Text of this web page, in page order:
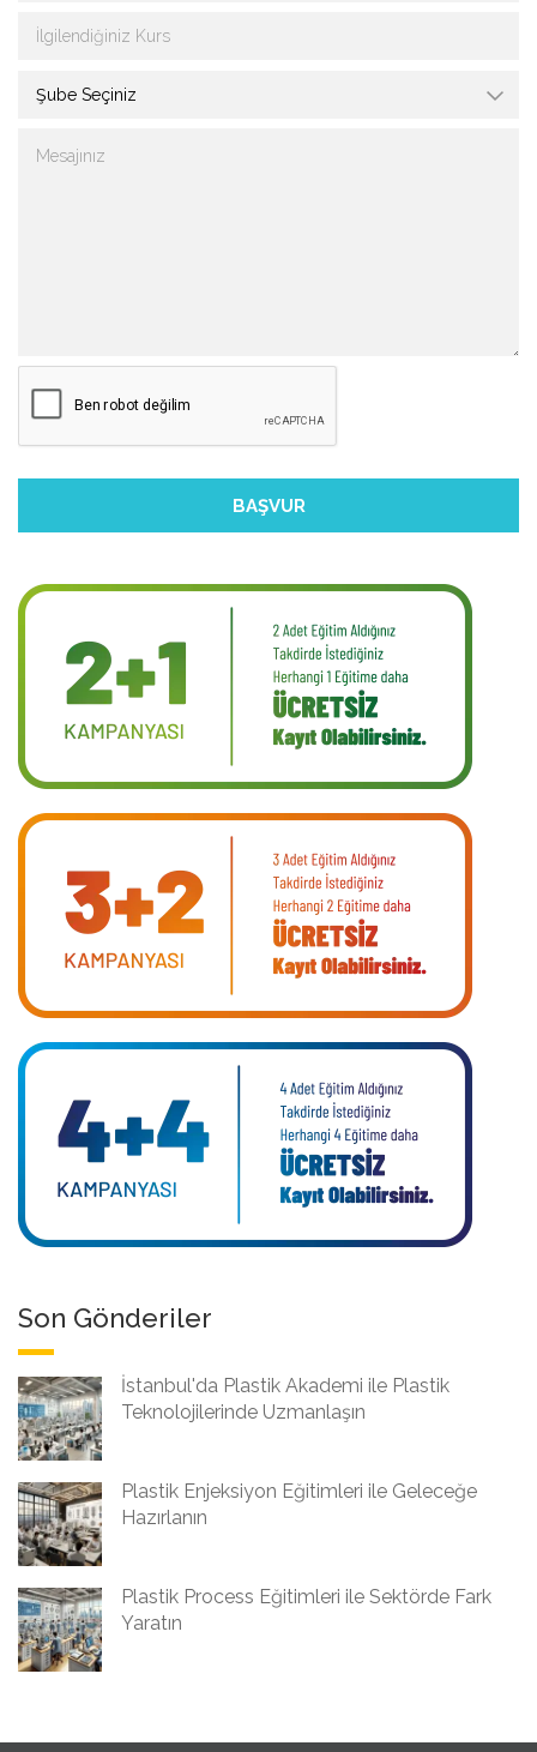
Son Gönderiler
İstanbul'da Plastik Akademi ile Plastik
Teknolojilerinde Uzmanlaşın
Plastik Enjeksiyon Eğitimleri ile Geleceğe
Hazırlanın
Plastik Process Eğitimleri ile Sektörde Fark
Yaratın